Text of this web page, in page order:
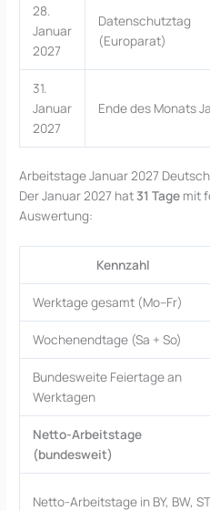
28.
Januar
2027
Datenschutztag
(Europarat)
31.
Januar
2027
Ende des Monats
Arbeitstage Januar 2027
Der Januar 2027 hat31 Tage mit
Auswertung:
Kennzahl
Werktage gesamt (Mo–Fr)
Wochenendtage (Sa + So)
Bundesweite Feiertage an
Werktagen
Netto-Arbeitstage
(bundesweit)
Netto-Arbeitstage in BY, BW, ST